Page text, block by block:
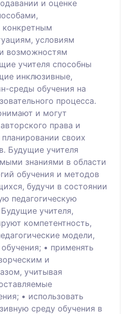
и оценке
условиям
возможностям
учителя способны
инклюзивные,
среды обучения на
процесса.
и могут
права и
своих
Будущие учителя
знаниями в области
обучения и методов
будучи в состоянии
педагогическую
учителя,
компетентность,
модели,
• применять
и
учитывая
• использовать
среду обучения в